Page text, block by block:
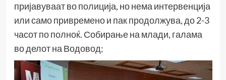
пријавуваат во полиција, но нема интервенција
или само привремено и пак продолжува, до 2-3
часот по полноќ. Собирање на млади, галама
во делот на Водовод;